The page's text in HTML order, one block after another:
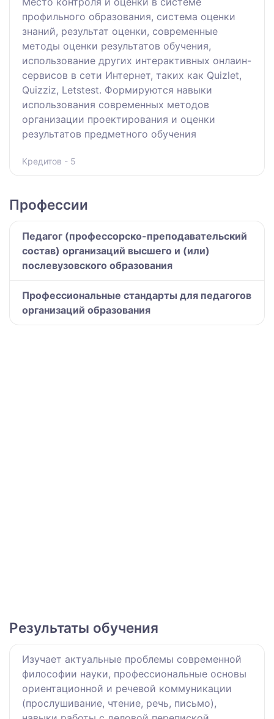
профильного образования, система оценки
знаний, результат оценки, современные
методы оценки результатов обучения,
использование других интерактивных онлаин-
сервисов в сети Интернет, таких как Quizlet,
Quizziz, Letstest. Формируются навыки
использования современных методов
организации проектирования и оценки
результатов предметного обучения
Кредитов - 5
Профессии
Педагог (профессорско-преподавательский
состав) организаций высшего и (или)
послевузовского образования
Профессиональные стандарты для педагогов
организаций образования
Результаты обучения
Изучает актуальные проблемы современной
философии науки, профессиональные основы
ориентационной и речевой коммуникации
(прослушивание, чтение, речь, письмо),